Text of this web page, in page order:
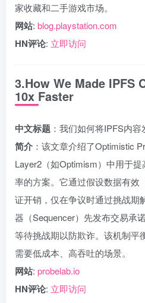
家收藏和二手游戏市场。
网站: blog.playstation.com
HN评论: 立即访问
3.How We Made IPFS
10x Faster
中文标题 ：我们如何将IPFS内
简介 ：该文章介绍了Optimistic
Layer2（如Optimism）中用于
率的方案。它通过假设数据有效
证开销，仅在争议时通过挑战期
器（Sequencer）先发布交易承
等待挑战期以防欺诈。该机制平
需要低成本、高吞吐的场景。
网站: probelab.io
HN评论: 立即访问